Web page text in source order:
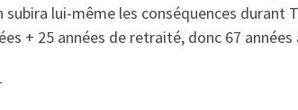
subira lui-même les conséquences
+ 25 années de retraité, donc 67 années